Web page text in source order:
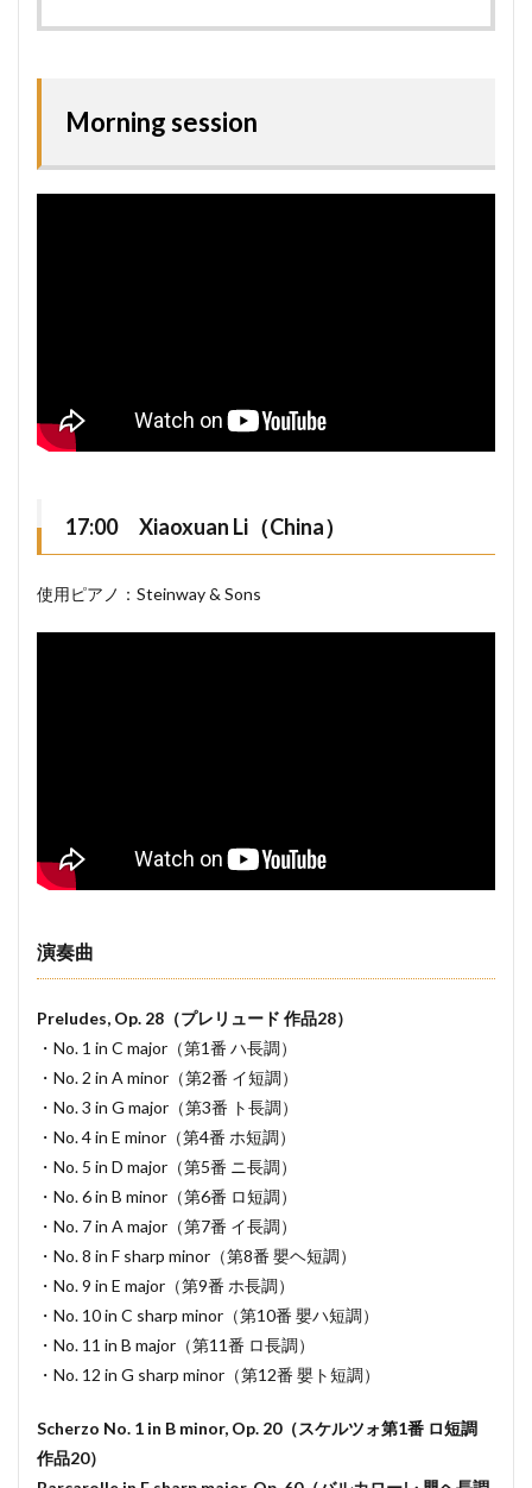
Morning session
17:00 Xiaoxuan Li（China）
使用ピアノ：Steinway & Sons
演奏曲
Preludes, Op. 28（プレリュード 作品28）
・No. 1 in C major（第1番 ハ長調）
・No. 2 in A minor（第2番 イ短調）
・No. 3 in G major（第3番 ト長調）
・No. 4 in E minor（第4番 ホ短調）
・No. 5 in D major（第5番 ニ長調）
・No. 6 in B minor（第6番 ロ短調）
・No. 7 in A major（第7番 イ長調）
・No. 8 in F sharp minor（第8番 嬰ヘ短調）
・No. 9 in E major（第9番 ホ長調）
・No. 10 in C sharp minor（第10番 嬰ハ短調）
・No. 11 in B major（第11番 ロ長調）
・No. 12 in G sharp minor（第12番 嬰ト短調）
Scherzo No. 1 in B minor, Op. 20（スケルツォ第1番 ロ短調
作品20）